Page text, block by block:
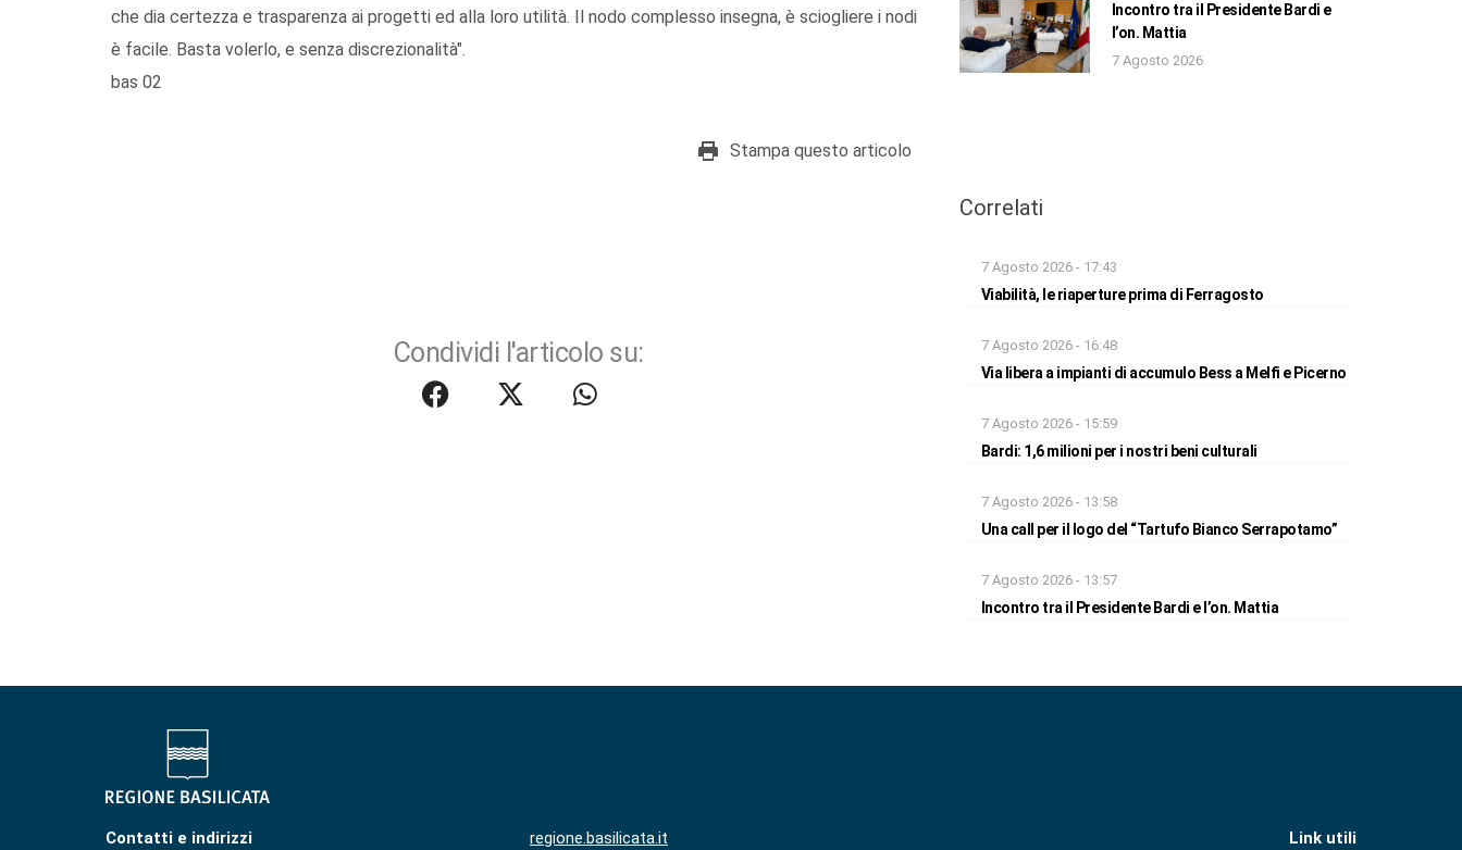
che dia certezza e trasparenza ai progetti ed alla loro utilità. Il nodo complesso insegna, è sciogliere i nodi
è facile. Basta volerlo, e senza discrezionalità".
bas 02
Stampa questo articolo
Condividi l'articolo su:
Incontro tra il Presidente Bardi e
l’on. Mattia
7 Agosto 2026
Correlati
7 Agosto 2026 - 17:43
Viabilità, le riaperture prima di Ferragosto
7 Agosto 2026 - 16:48
Via libera a impianti di accumulo Bess a Melfi e Picerno
7 Agosto 2026 - 15:59
Bardi: 1,6 milioni per i nostri beni culturali
7 Agosto 2026 - 13:58
Una call per il logo del “Tartufo Bianco Serrapotamo”
7 Agosto 2026 - 13:57
Incontro tra il Presidente Bardi e l’on. Mattia
Contatti e indirizzi regione.basilicata.it Link utili